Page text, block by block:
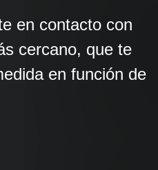
en contacto con
cercano, que te
en función de